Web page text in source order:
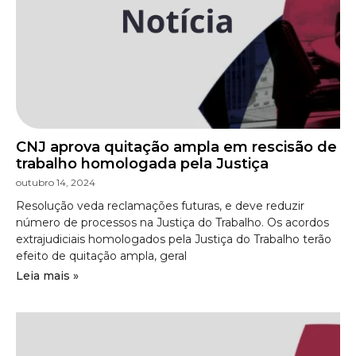
CNJ aprova quitação ampla em rescisão de
trabalho homologada pela Justiça
outubro 14, 2024
Resolução veda reclamações futuras, e deve reduzir
número de processos na Justiça do Trabalho. Os acordos
extrajudiciais homologados pela Justiça do Trabalho terão
efeito de quitação ampla, geral
Leia mais »